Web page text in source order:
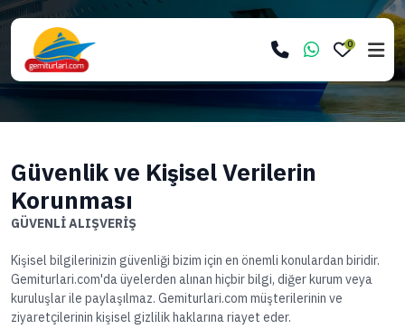
0
Güvenlik ve Kişisel Verilerin
Korunması
GÜVENLİ ALIŞVERİŞ
Kişisel bilgilerinizin güvenliği bizim için en önemli konulardan biridir.
Gemiturlari.com'da üyelerden alınan hiçbir bilgi, diğer kurum veya
kuruluşlar ile paylaşılmaz. Gemiturlari.com müşterilerinin ve
ziyaretçilerinin kişisel gizlilik haklarına riayet eder.